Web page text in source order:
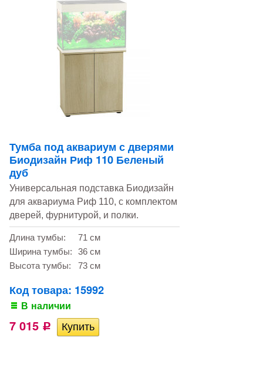
Тумба под аквариум с дверями
Биодизайн Риф 110 Беленый
дуб
Универсальная подставка Биодизайн
для аквариума Риф 110, с комплектом
дверей, фурнитурой, и полки.
Длина тумбы:
71 см
Ширина тумбы:
36 см
Высота тумбы:
73 см
Код товара: 15992
В наличии
7 015 Р